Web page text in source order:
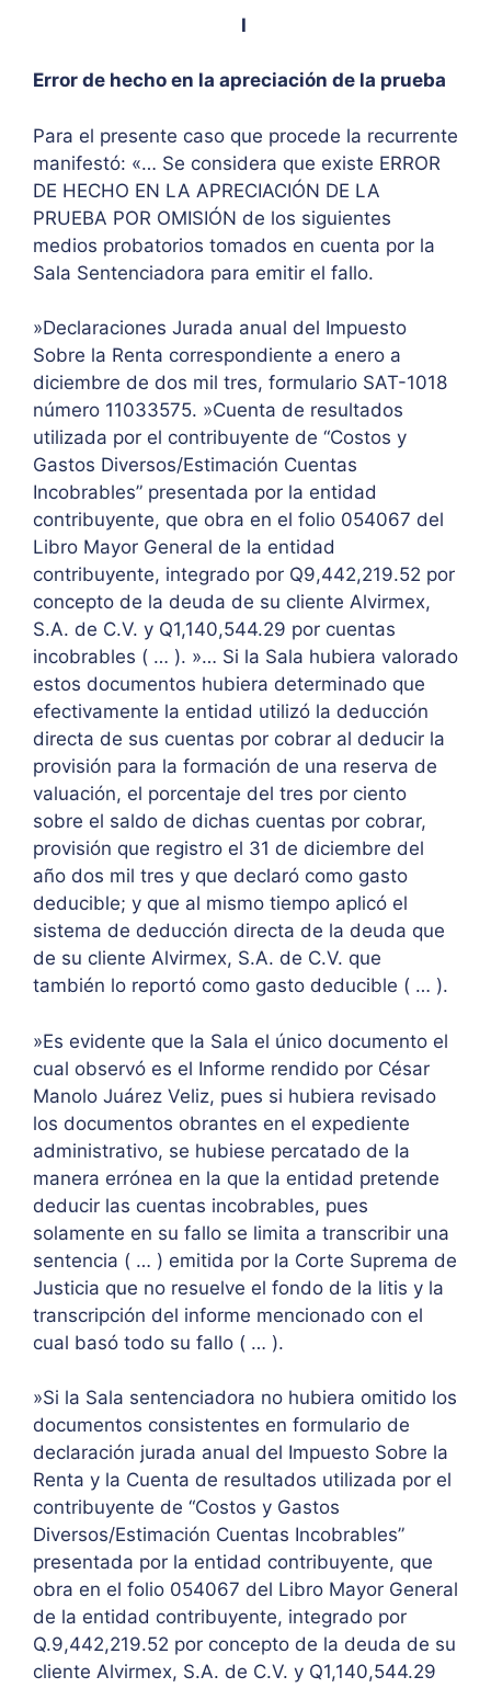
I
Error de hecho en la apreciación de la prueba
Para el presente caso que procede la recurrente
manifestó: «… Se considera que existe ERROR
DE HECHO EN LA APRECIACIÓN DE LA
PRUEBA POR OMISIÓN de los siguientes
medios probatorios tomados en cuenta por la
Sala Sentenciadora para emitir el fallo.
»Declaraciones Jurada anual del Impuesto
Sobre la Renta correspondiente a enero a
diciembre de dos mil tres, formulario SAT-1018
número 11033575. »Cuenta de resultados
utilizada por el contribuyente de “Costos y
Gastos Diversos/Estimación Cuentas
Incobrables” presentada por la entidad
contribuyente, que obra en el folio 054067 del
Libro Mayor General de la entidad
contribuyente, integrado por Q9,442,219.52 por
concepto de la deuda de su cliente Alvirmex,
S.A. de C.V. y Q1,140,544.29 por cuentas
incobrables ( … ). »… Si la Sala hubiera valorado
estos documentos hubiera determinado que
efectivamente la entidad utilizó la deducción
directa de sus cuentas por cobrar al deducir la
provisión para la formación de una reserva de
valuación, el porcentaje del tres por ciento
sobre el saldo de dichas cuentas por cobrar,
provisión que registro el 31 de diciembre del
año dos mil tres y que declaró como gasto
deducible; y que al mismo tiempo aplicó el
sistema de deducción directa de la deuda que
de su cliente Alvirmex, S.A. de C.V. que
también lo reportó como gasto deducible ( … ).
»Es evidente que la Sala el único documento el
cual observó es el Informe rendido por César
Manolo Juárez Veliz, pues si hubiera revisado
los documentos obrantes en el expediente
administrativo, se hubiese percatado de la
manera errónea en la que la entidad pretende
deducir las cuentas incobrables, pues
solamente en su fallo se limita a transcribir una
sentencia ( … ) emitida por la Corte Suprema de
Justicia que no resuelve el fondo de la litis y la
transcripción del informe mencionado con el
cual basó todo su fallo ( … ).
»Si la Sala sentenciadora no hubiera omitido los
documentos consistentes en formulario de
declaración jurada anual del Impuesto Sobre la
Renta y la Cuenta de resultados utilizada por el
contribuyente de “Costos y Gastos
Diversos/Estimación Cuentas Incobrables”
presentada por la entidad contribuyente, que
obra en el folio 054067 del Libro Mayor General
de la entidad contribuyente, integrado por
Q.9,442,219.52 por concepto de la deuda de su
cliente Alvirmex, S.A. de C.V. y Q1,140,544.29